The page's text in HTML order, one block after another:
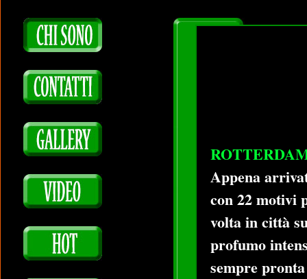
Appena
con 22 motivi
volta in città
profumo
sempre